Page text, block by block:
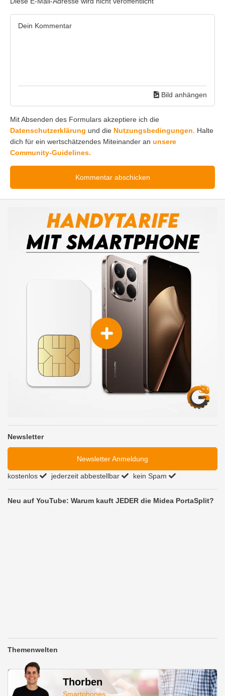
Bild anhängen
Mit Absenden des Formulars akzeptiere ich die
Datenschutzerklärung und die Nutzungsbedingungen . Halte
dich für ein wertschätzendes Miteinander an unsere
Community-Guidelines.
Newsletter
Newsletter Anmeldung
kostenlos jederzeit abbestellbar kein Spam
Neu auf YouTube: Warum kauft JEDER die Midea PortaSplit?
Themenwelten
Thorben
Smartphones